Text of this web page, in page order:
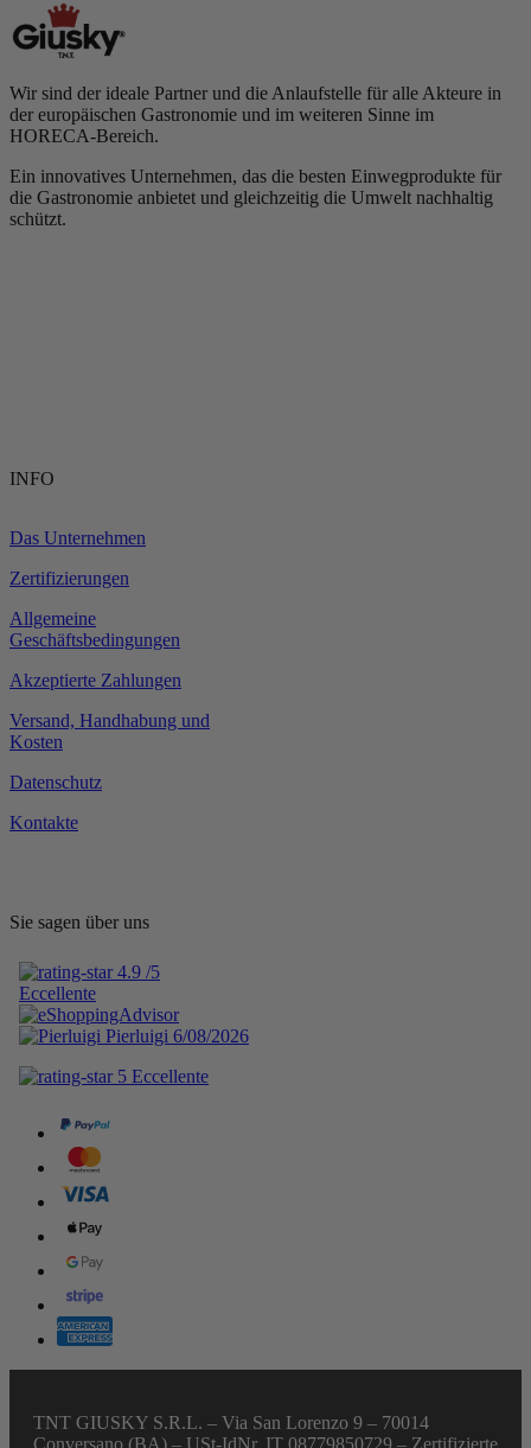
Wir sind der ideale Partner und die Anlaufstelle für alle Akteure in
der europäischen Gastronomie und im weiteren Sinne im
HORECA-Bereich.
Ein innovatives Unternehmen, das die besten Einwegprodukte für
die Gastronomie anbietet und gleichzeitig die Umwelt nachhaltig
schützt.
INFO
Das Unternehmen
Zertifizierungen
Allgemeine
Geschäftsbedingungen
Akzeptierte Zahlungen
Versand, Handhabung und
Kosten
Datenschutz
Kontakte
Sie sagen über uns
TNT GIUSKY S.R.L. – Via San Lorenzo 9 – 70014